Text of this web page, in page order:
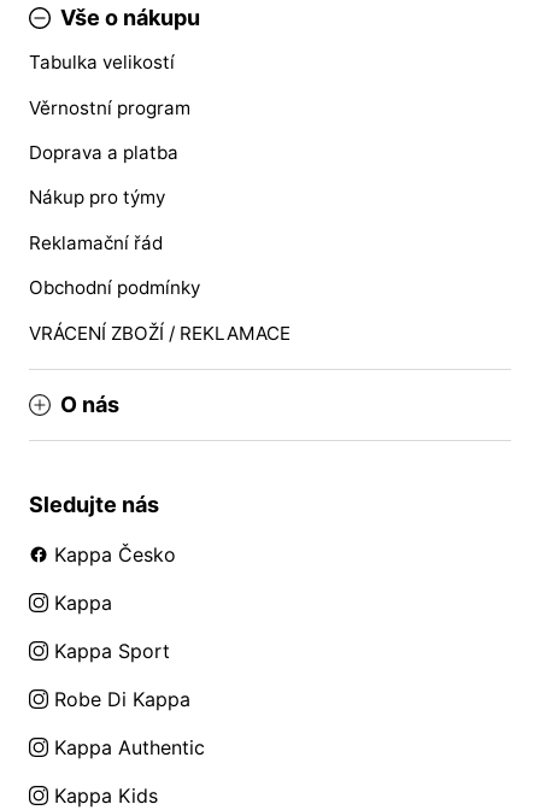
Vše o nákupu
Tabulka velikostí
Věrnostní program
Doprava a platba
Nákup pro týmy
Reklamační řád
Obchodní podmínky
VRÁCENÍ ZBOŽÍ / REKLAMACE
O nás
Sledujte nás
Kappa Česko
Kappa
Kappa Sport
Robe Di Kappa
Kappa Authentic
Kappa Kids